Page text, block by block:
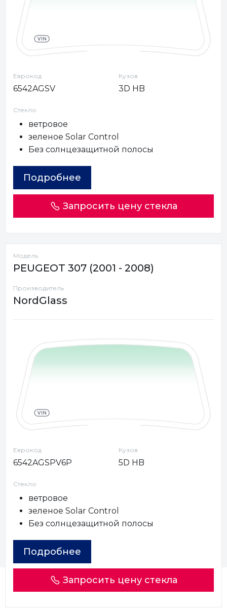
Еврокод
6542AGSV
Кузов
3D HB
Стекло
ветровое
зеленое Solar Control
Без солнцезащитной полосы
Подробнее
Запросить цену стекла
Модель
PEUGEOT 307 (2001 - 2008)
Производитель
NordGlass
Еврокод
6542AGSPV6P
Кузов
5D HB
Стекло
ветровое
зеленое Solar Control
Без солнцезащитной полосы
Подробнее
Запросить цену стекла